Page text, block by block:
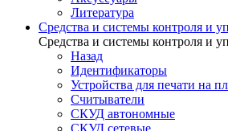
Литература
Средства и системы контроля и
Средства и системы контроля и
Назад
Идентификаторы
Устройства для печати на
Считыватели
СКУД автономные
СКУД сетевые